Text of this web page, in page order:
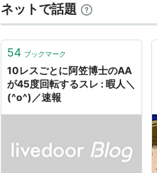
ネットで話題
54 ブックマーク
10レスごとに阿笠博士のAA
が45度回転するスレ : 暇人＼
(^o^)／速報